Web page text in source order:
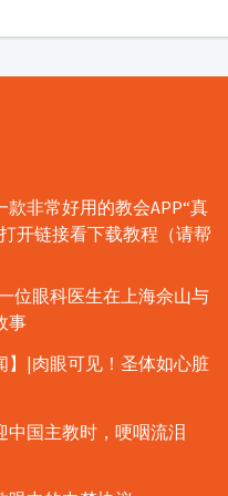
款非常好用的教会APP“真
开链接看下载教程（请帮
位眼科医生在上海佘山与
事
】|肉眼可见！圣体如心脏
中国主教时，哽咽流泪